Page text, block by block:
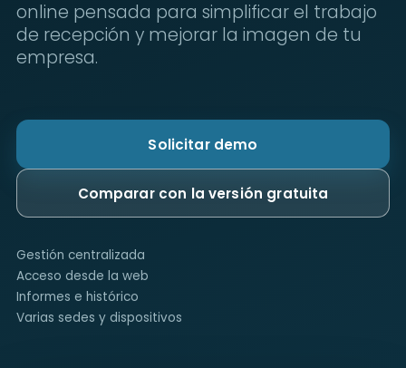
online pensada para simplificar el trabajo
de recepción y mejorar la imagen de tu
empresa.
Solicitar demo
Comparar con la versión gratuita
Gestión centralizada
Acceso desde la web
Informes e histórico
Varias sedes y dispositivos